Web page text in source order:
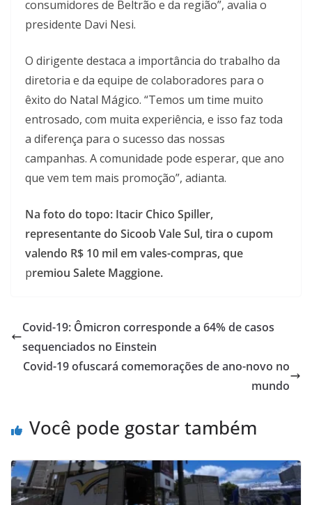
consumidores de Beltrão e da região”, avalia o
presidente Davi Nesi.
O dirigente destaca a importância do trabalho da
diretoria e da equipe de colaboradores para o
êxito do Natal Mágico. “Temos um time muito
entrosado, com muita experiência, e isso faz toda
a diferença para o sucesso das nossas
campanhas. A comunidade pode esperar, que ano
que vem tem mais promoção”, adianta.
Na foto do topo: Itacir Chico Spiller,
representante do Sicoob Vale Sul, tira o cupom
valendo R$ 10 mil em vales-compras, que
premiou Salete Maggione.
Covid-19: Ômicron corresponde a 64% de casos
sequenciados no Einstein
Covid-19 ofuscará comemorações de ano-novo no
mundo
Você pode gostar também